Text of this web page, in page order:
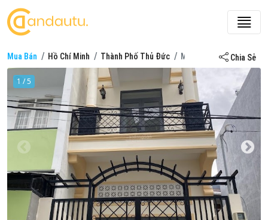
Mua Bán Hồ Chí Minh Thành Phố Thủ Đức Mua bán nhà riêng ở
Chia Sẻ
1 / 5